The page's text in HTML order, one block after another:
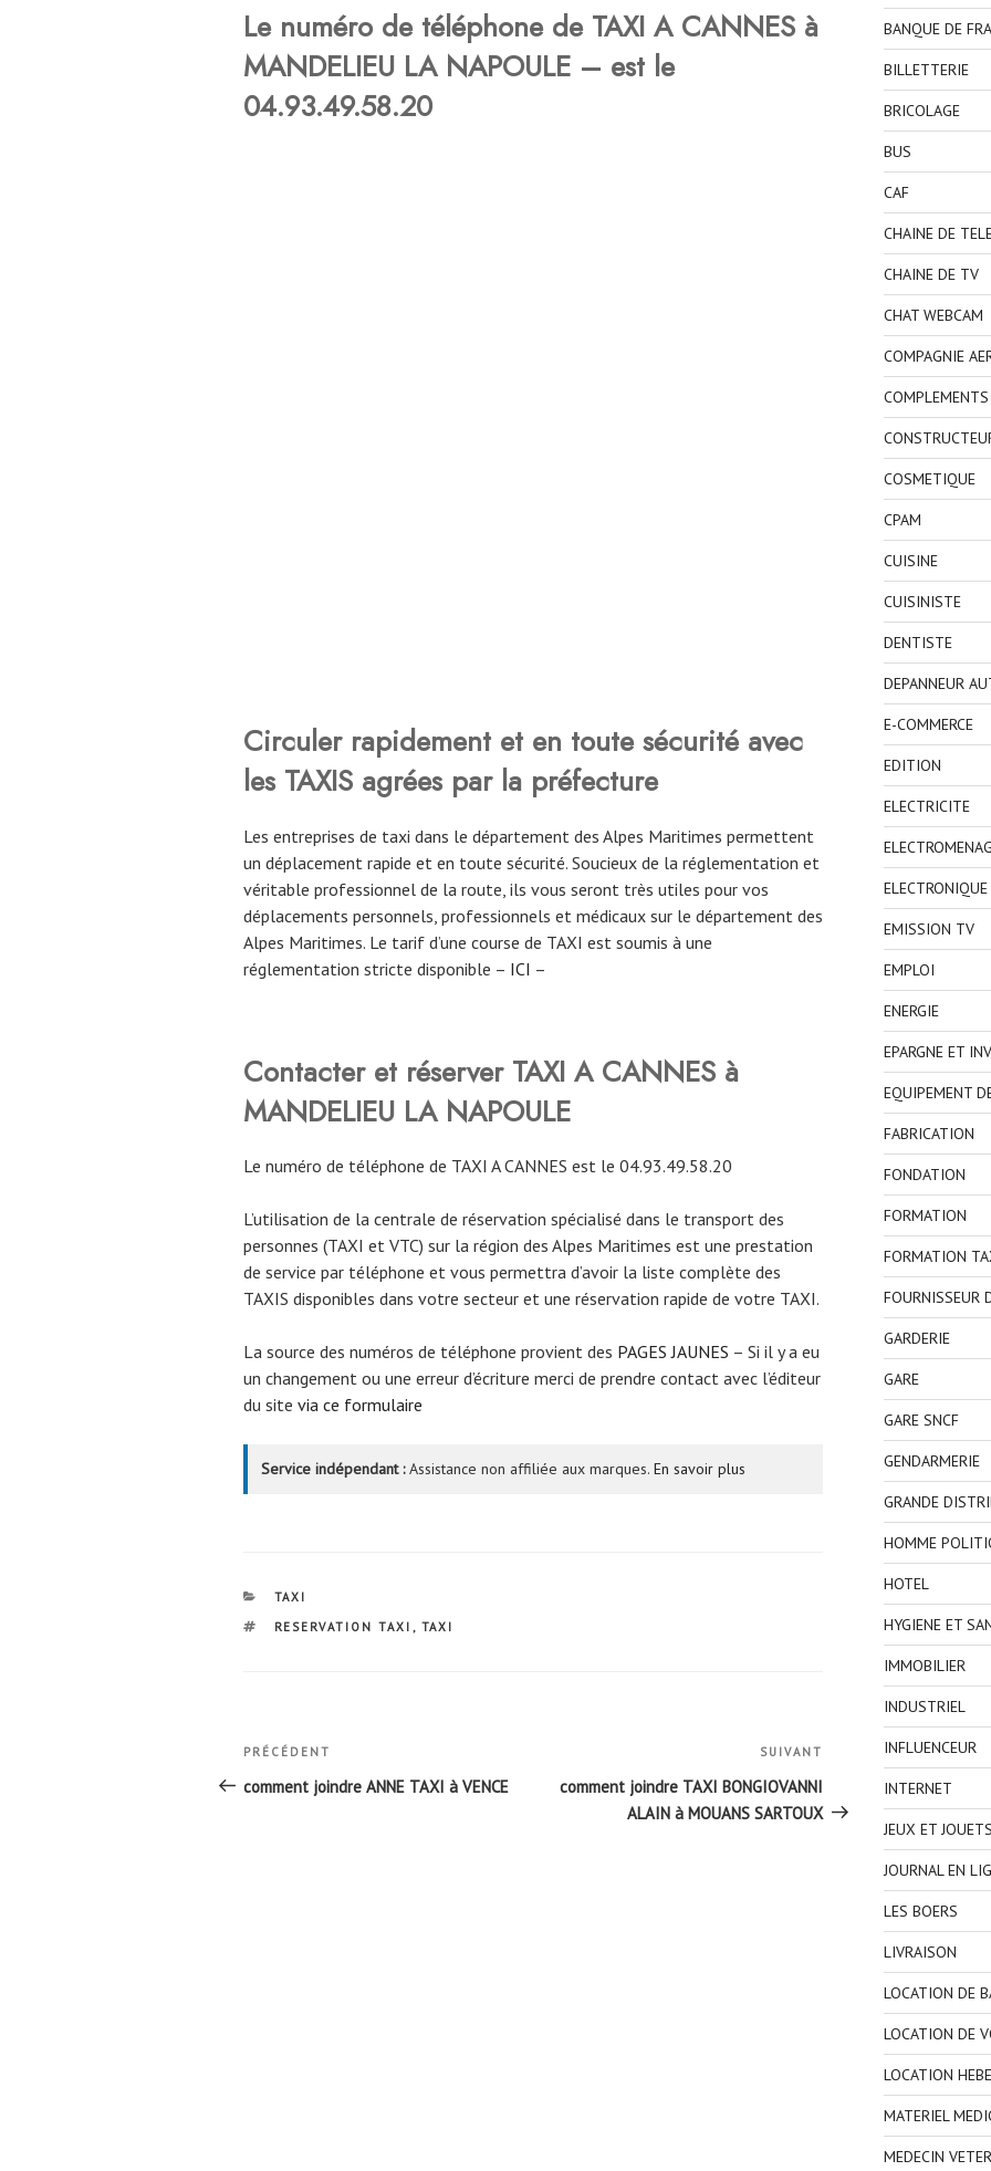
Le numéro de téléphone de TAXI A CANNES à
MANDELIEU LA NAPOULE – est le
04.93.49.58.20
Circuler rapidement et en toute sécurité avec
les TAXIS agrées par la préfecture
Les entreprises de taxi dans le département des Alpes Maritimes permettent
un déplacement rapide et en toute sécurité. Soucieux de la réglementation et
véritable professionnel de la route, ils vous seront très utiles pour vos
déplacements personnels, professionnels et médicaux sur le département des
Alpes Maritimes. Le tarif d’une course de TAXI est soumis à une
réglementation stricte disponible – ICI –
Contacter et réserver TAXI A CANNES à
MANDELIEU LA NAPOULE
Le numéro de téléphone de TAXI A CANNES est le 04.93.49.58.20
L’utilisation de la centrale de réservation spécialisé dans le transport des
personnes (TAXI et VTC) sur la région des Alpes Maritimes est une prestation
de service par téléphone et vous permettra d’avoir la liste complète des
TAXIS disponibles dans votre secteur et une réservation rapide de votre TAXI.
La source des numéros de téléphone provient des PAGES JAUNES – Si il y a eu
un changement ou une erreur d’écriture merci de prendre contact avec l’éditeur
du site via ce formulaire
Service indépendant :Assistance non affiliée aux marques. En savoir plus
CATÉGORIES
TAXI
ÉTIQUETTES
RESERVATION TAXI , TAXI
Navigation
de
Article
précédent
PRÉCÉDENT
comment joindre ANNE TAXI à VENCE
SUIVANT
comment joindre TAXI BONGIOVANNI
ALAIN à MOUANS SARTOUX
BANQUE DE
BILLETTERIE
BRICOLAGE
BUS
CAF
CHAINE DE
CHAINE DE TV
CHAT WEBCAM
COMPAGNIE
COSMETIQUE
CPAM
CUISINE
CUISINISTE
DENTISTE
DEPANNEUR
E-COMMERCE
EDITION
ELECTRICITE
EMISSION TV
EMPLOI
ENERGIE
EPARGNE ET
EQUIPEMENT
FABRICATION
FONDATION
FORMATION
FORMATION
FOURNISSEUR
GARDERIE
GARE
GARE SNCF
GENDARMERIE
GRANDE
HOMME
HOTEL
HYGIENE ET
IMMOBILIER
INDUSTRIEL
INFLUENCEUR
INTERNET
JEUX ET JOUETS
JOURNAL EN
LES BOERS
LIVRAISON
LOCATION DE
LOCATION DE
LOCATION
MATERIEL
MEDECIN